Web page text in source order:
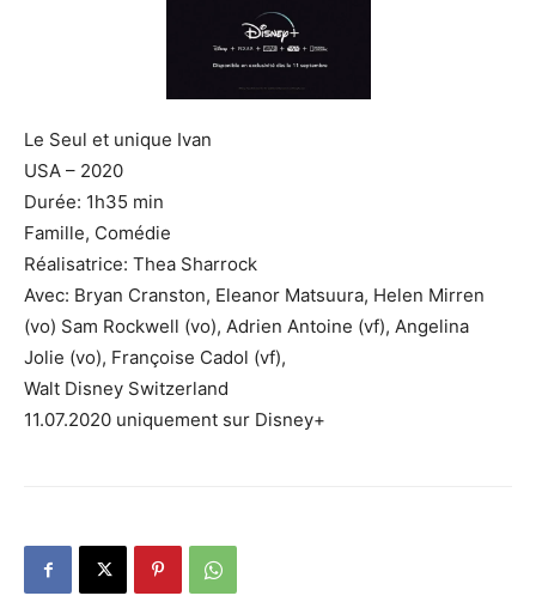
Le Seul et unique Ivan
USA – 2020
Durée: 1h35 min
Famille, Comédie
Réalisatrice: Thea Sharrock
Avec: Bryan Cranston, Eleanor Matsuura, Helen Mirren
(vo) Sam Rockwell (vo), Adrien Antoine (vf), Angelina
Jolie (vo), Françoise Cadol (vf),
Walt Disney Switzerland
11.07.2020 uniquement sur Disney+